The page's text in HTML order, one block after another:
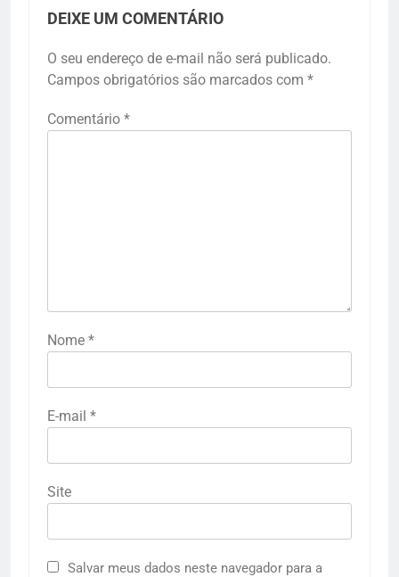
DEIXE UM COMENTÁRIO
O seu endereço de e-mail não será publicado.
Campos obrigatórios são marcados com *
Comentário *
Nome *
E-mail *
Site
Salvar meus dados neste navegador para a